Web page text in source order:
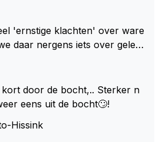
gesteld .
'ernstige klachten' over ware
daar nergens iets over gelez
door de bocht,.. Sterker n
eens uit de bocht🙄!
Hissink